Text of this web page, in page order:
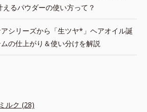
るパウダーの使い方って？
アシリーズから「生ツヤ*」ヘアオイル誕
の仕上がり＆使い分けを解説
ルク (28)